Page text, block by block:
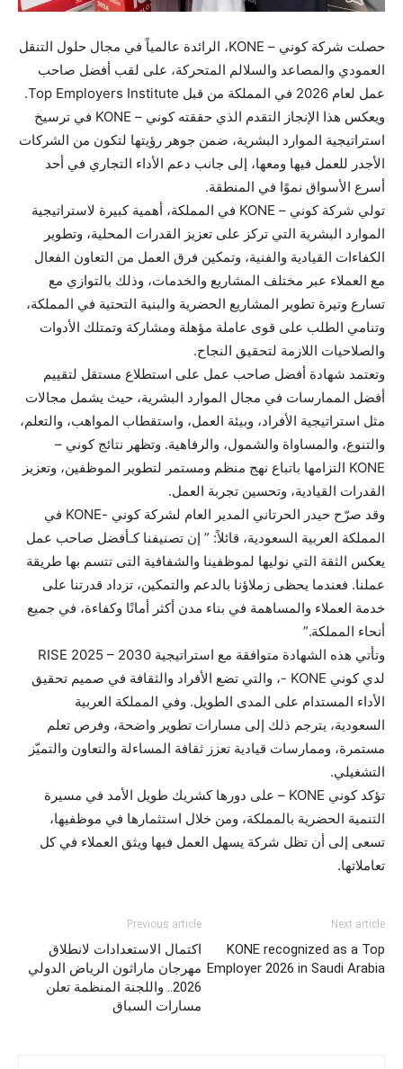
حصلت شركة كوني – KONE، الرائدة عالمياً في مجال حلول التنقل
العمودي والمصاعد والسلالم المتحركة، على لقب أفضل صاحب
عمل لعام 2026 في المملكة من قبل Top Employers Institute.
ويعكس هذا الإنجاز التقدم الذي حققته كوني – KONE في ترسيخ
استراتيجية الموارد البشرية، ضمن جوهر رؤيتها لتكون من الشركات
الأجدر للعمل فيها ومعها، إلى جانب دعم الأداء التجاري في أحد
أسرع الأسواق نموًا في المنطقة.
تولي شركة كوني – KONE في المملكة، أهمية كبيرة لاستراتيجية
الموارد البشرية التي تركز على تعزيز القدرات المحلية، وتطوير
الكفاءات القيادية والفنية، وتمكين فرق العمل من التعاون الفعال
مع العملاء عبر مختلف المشاريع والخدمات، وذلك بالتوازي مع
تسارع وتيرة تطوير المشاريع الحضرية والبنية التحتية في المملكة،
وتنامي الطلب على قوى عاملة مؤهلة ومشاركة وتمتلك الأدوات
والصلاحيات اللازمة لتحقيق النجاح.
وتعتمد شهادة أفضل صاحب عمل على استطلاع مستقل لتقييم
أفضل الممارسات في مجال الموارد البشرية، حيث يشمل مجالات
مثل استراتيجية الأفراد، وبيئة العمل، واستقطاب المواهب، والتعلم،
والتنوع، والمساواة والشمول، والرفاهية. وتظهر نتائج كوني –
KONE التزامها باتباع نهج منظم ومستمر لتطوير الموظفين، وتعزيز
القدرات القيادية، وتحسين تجربة العمل.
وقد صرّح حيدر الحرتاني المدير العام لشركة كوني -KONE في
المملكة العربية السعودية، قائلاً: ” إن تصنيفنا كـأفضل صاحب عمل
يعكس الثقة التي نوليها لموظفينا والشفافية التى تتسم بها طريقة
عملنا. فعندما يحظى زملاؤنا بالدعم والتمكين، تزداد قدرتنا على
خدمة العملاء والمساهمة في بناء مدن أكثر أمانًا وكفاءة، في جميع
أنحاء المملكة.”
وتأتي هذه الشهادة متوافقة مع استراتيجية RISE 2025 – 2030
لدي كوني KONE -، والتي تضع الأفراد والثقافة في صميم تحقيق
الأداء المستدام على المدى الطويل. وفي المملكة العربية
السعودية، يترجم ذلك إلى مسارات تطوير واضحة، وفرص تعلم
مستمرة، وممارسات قيادية تعزز ثقافة المساءلة والتعاون والتميّز
التشغيلي.
تؤكد كوني KONE – على دورها كشريك طويل الأمد في مسيرة
التنمية الحضرية بالمملكة، ومن خلال استثمارها في موظفيها،
تسعى إلى أن تظل شركة يسهل العمل فيها ويثق العملاء في كل
تعاملاتها.
Previous article
اكتمال الاستعدادات لانطلاق
مهرجان ماراثون الرياض الدولي
2026.. واللجنة المنظمة تعلن
مسارات السباق
Next article
KONE recognized as a Top
Employer 2026 in Saudi Arabia